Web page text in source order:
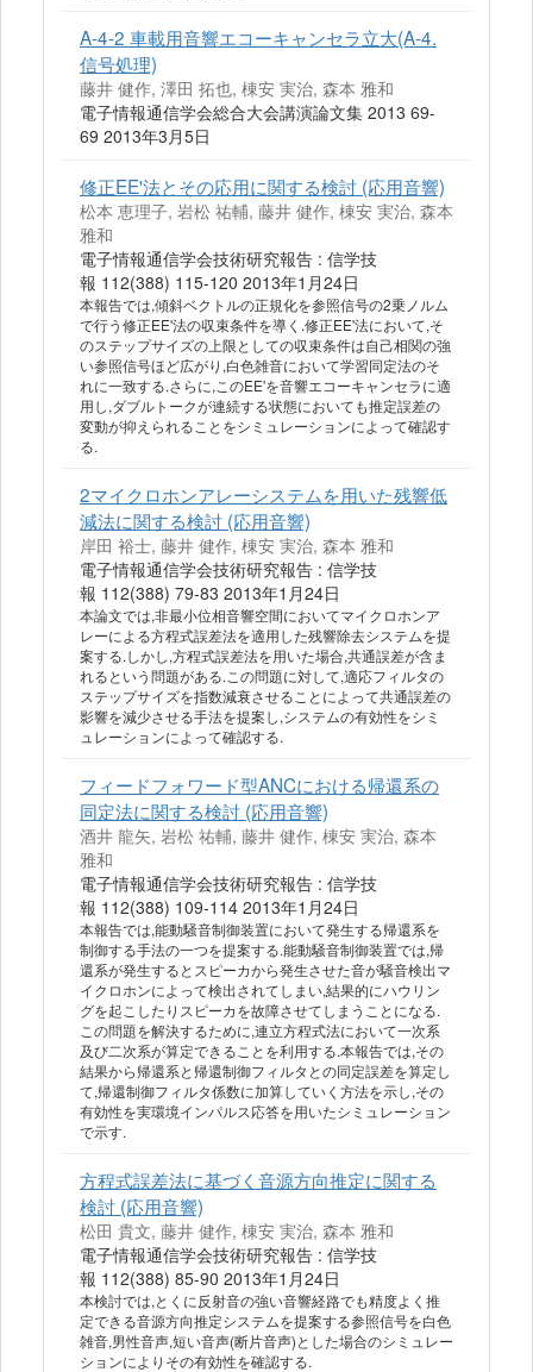
A-4-2 車載用音響エコーキャンセラ立大(A-4.
信号処理)
藤井 健作, 澤田 拓也, 棟安 実治, 森本 雅和
電子情報通信学会総合大会講演論文集 2013 69-
69 2013年3月5日
修正EE'法とその応用に関する検討 (応用音響)
松本 恵理子, 岩松 祐輔, 藤井 健作, 棟安 実治, 森本
雅和
電子情報通信学会技術研究報告 : 信学技
報 112(388) 115-120 2013年1月24日
本報告では,傾斜ベクトルの正規化を参照信号の2乗ノルム
で行う修正EE'法の収束条件を導く.修正EE'法において,そ
のステップサイズの上限としての収束条件は自己相関の強
い参照信号ほど広がり,白色雑音において学習同定法のそ
れに一致する.さらに,このEE'を音響エコーキャンセラに適
用し,ダブルトークが連続する状態においても推定誤差の
変動が抑えられることをシミュレーションによって確認す
る.
2マイクロホンアレーシステムを用いた残響低
減法に関する検討 (応用音響)
岸田 裕士, 藤井 健作, 棟安 実治, 森本 雅和
電子情報通信学会技術研究報告 : 信学技
報 112(388) 79-83 2013年1月24日
本論文では,非最小位相音響空間においてマイクロホンア
レーによる方程式誤差法を適用した残響除去システムを提
案する.しかし,方程式誤差法を用いた場合,共通誤差が含ま
れるという問題がある.この問題に対して,適応フィルタの
ステップサイズを指数減衰させることによって共通誤差の
影響を減少させる手法を提案し,システムの有効性をシミ
ュレーションによって確認する.
フィードフォワード型ANCにおける帰還系の
同定法に関する検討 (応用音響)
酒井 龍矢, 岩松 祐輔, 藤井 健作, 棟安 実治, 森本
雅和
電子情報通信学会技術研究報告 : 信学技
報 112(388) 109-114 2013年1月24日
本報告では,能動騒音制御装置において発生する帰還系を
制御する手法の一つを提案する.能動騒音制御装置では,帰
還系が発生するとスピーカから発生させた音が騒音検出マ
イクロホンによって検出されてしまい,結果的にハウリン
グを起こしたりスピーカを故障させてしまうことになる.
この問題を解決するために,連立方程式法において一次系
及び二次系が算定できることを利用する.本報告では,その
結果から帰還系と帰還制御フィルタとの同定誤差を算定し
て,帰還制御フィルタ係数に加算していく方法を示し,その
有効性を実環境インパルス応答を用いたシミュレーション
で示す.
方程式誤差法に基づく音源方向推定に関する
検討 (応用音響)
松田 貴文, 藤井 健作, 棟安 実治, 森本 雅和
電子情報通信学会技術研究報告 : 信学技
報 112(388) 85-90 2013年1月24日
本検討では,とくに反射音の強い音響経路でも精度よく推
定できる音源方向推定システムを提案する参照信号を白色
雑音,男性音声,短い音声(断片音声)とした場合のシミュレー
ションによりその有効性を確認する.